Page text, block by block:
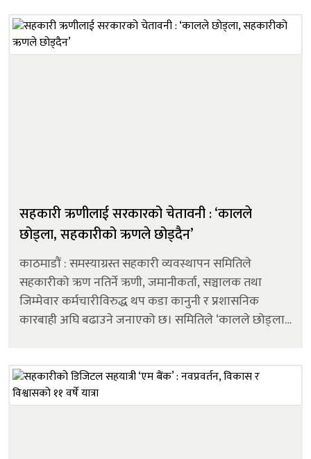
सहकारी ऋणीलाई सरकारको चेतावनी : ‘कालले
छोड्ला, सहकारीको ऋणले छोड्दैन’
काठमाडौं : समस्याग्रस्त सहकारी व्यवस्थापन समितिले
सहकारीको ऋण नतिर्ने ऋणी, जमानीकर्ता, सञ्चालक तथा
जिम्मेवार कर्मचारीविरुद्ध थप कडा कानुनी र प्रशासनिक
कारबाही अघि बढाउने जनाएको छ। समितिले ‘कालले छोड्ला